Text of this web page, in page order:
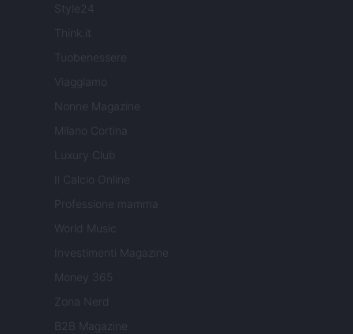
Style24
Think.it
Tuobenessere
Viaggiamo
Nonne Magazine
Milano Cortina
Luxury Club
Il Calcio Online
Professione mamma
World Music
Investimenti Magazine
Money 365
Zona Nerd
B2B Magazine